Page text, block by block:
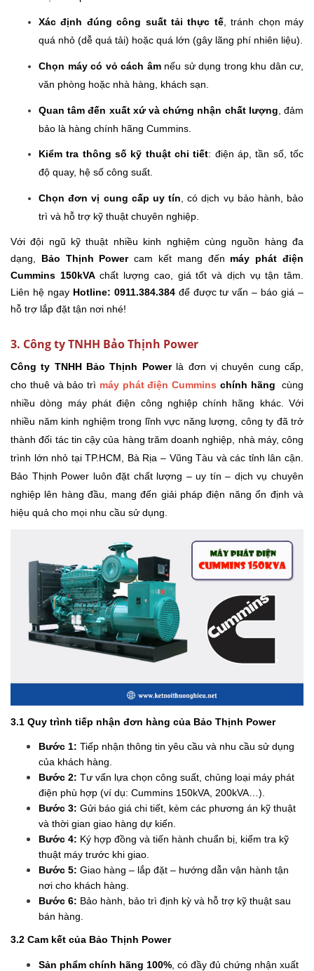
Xác định đúng công suất tải thực tế, tránh chọn máy
quá nhỏ (dễ quá tải) hoặc quá lớn (gây lãng phí nhiên liệu).
Chọn máy có vỏ cách âmnếu sử dụng trong khu dân cư,
văn phòng hoặc nhà hàng, khách sạn.
Quan tâm đến xuất xứ và chứng nhận chất lượng , đảm
bảo là hàng chính hãng Cummins.
Kiểm tra thông số kỹ thuật chi tiết: điện áp, tần số, tốc
độ quay, hệ số công suất.
Chọn đơn vị cung cấp uy tín , có dịch vụ bảo hành, bảo
trì và hỗ trợ kỹ thuật chuyên nghiệp.
Với đội ngũ kỹ thuật nhiều kinh nghiệm cùng nguồn hàng đa
dạng, Bảo Thịnh Powercam kết mang đến máy phát điện
Cummins 150kVAchất lượng cao, giá tốt và dịch vụ tận tâm.
Liên hệ ngay Hotline: 0911.384.384để được tư vấn – báo giá –
hỗ trợ lắp đặt tận nơi nhé!
3. Công ty TNHH Bảo Thịnh Power
Công ty TNHH Bảo Thịnh Powerlà đơn vị chuyên cung cấp,
cho thuê và bảo trì máy phát điện Cummins chính hãng
cùng
nhiều dòng máy phát điện công nghiệp chính hãng khác. Với
nhiều năm kinh nghiệm trong lĩnh vực năng lượng, công ty đã trở
thành đối tác tin cậy của hàng trăm doanh nghiệp, nhà máy, công
trình lớn nhỏ tại TP.HCM, Bà Rịa – Vũng Tàu và các tỉnh lân cận.
Bảo Thịnh Power luôn đặt chất lượng – uy tín – dịch vụ chuyên
nghiệp lên hàng đầu, mang đến giải pháp điện năng ổn định và
hiệu quả cho mọi nhu cầu sử dụng.
3.1 Quy trình tiếp nhận đơn hàng của Bảo Thịnh Power
Bước 1: Tiếp nhận thông tin yêu cầu và nhu cầu sử dụng
của khách hàng.
Bước 2: Tư vấn lựa chọn công suất, chủng loại máy phát
điện phù hợp (ví dụ: Cummins 150kVA, 200kVA…).
Bước 3: Gửi báo giá chi tiết, kèm các phương án kỹ thuật
và thời gian giao hàng dự kiến.
Bước 4: Ký hợp đồng và tiến hành chuẩn bị, kiểm tra kỹ
thuật máy trước khi giao.
Bước 5: Giao hàng – lắp đặt – hướng dẫn vận hành tận
nơi cho khách hàng.
Bước 6: Bảo hành, bảo trì định kỳ và hỗ trợ kỹ thuật sau
bán hàng.
3.2 Cam kết của Bảo Thịnh Power
Sản phẩm chính hãng 100% , có đầy đủ chứng nhận xuất